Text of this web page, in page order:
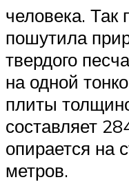
человека. Так
пошутила
твердого
на одной
плиты
составляет
опирается на
метров.